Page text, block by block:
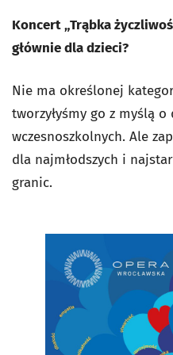
Koncert „Trąbka
głównie dla dzieci?
Nie ma określonej
tworzyłyśmy go z myślą
wczesnoszkolnych. Ale
dla najmłodszych i
granic.